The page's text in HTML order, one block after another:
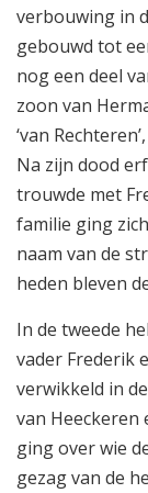
verbouwing in
gebouwd tot
nog een deel
zoon van
‘van
Na zijn dood
trouwde met
familie ging
naam van de
heden bleven
In de tweede
vader Frederik
verwikkeld in
van Heeckeren
ging over wie
gezag van de